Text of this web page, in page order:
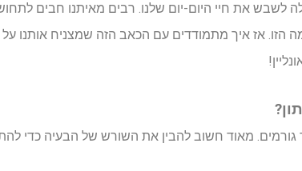
לשבש את חיי היום-יום שלנו. רבים מאיתנו חבים
הזו. אז איך מתמודדים עם הכאב הזה שמצניח אותנו
מאוד חשוב להבין את השורש של הבעיה כדי